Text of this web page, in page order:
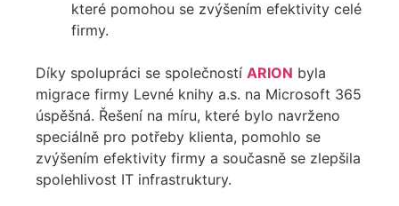
které pomohou se zvýšením efektivity celé
firmy.
Díky spolupráci se společností ARION byla
migrace firmy Levné knihy a.s. na Microsoft 365
úspěšná. Řešení na míru, které bylo navrženo
speciálně pro potřeby klienta, pomohlo se
zvýšením efektivity firmy a současně se zlepšila
spolehlivost IT infrastruktury.